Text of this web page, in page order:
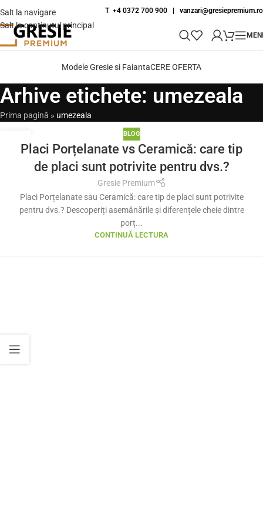
Salt la navigare
Salt la conținutul principal
T +4 0372 700 900 | vanzari@gresiepremium.ro
Modele Gresie si FaiantaCERE OFERTA
Arhive etichete: umezeala
Prima pagină » umezeala
05 BLOG
Placi Porțelanate vs Ceramică: care tip
de placi sunt potrivite pentru dvs.?
Gresie Premium
Placi Porțelanate sau Ceramică: care tip de placi sunt potrivite
pentru dvs.? Descoperiți asemănările și diferențele cheie dintre
porț...
CONTINUĂ LECTURA